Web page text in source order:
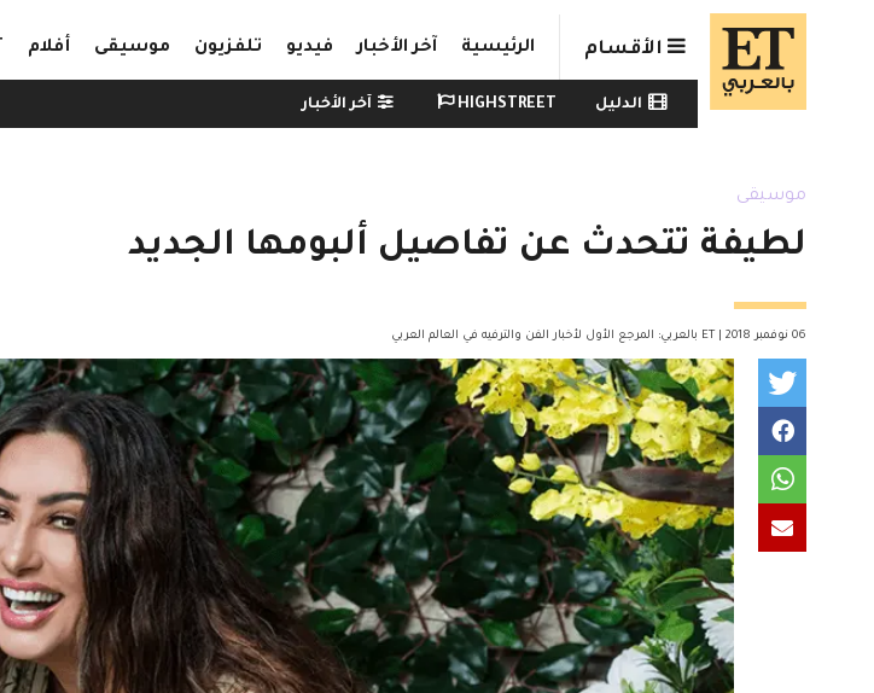
Skip to main content
الأقسام الرئيسية آخر الأخبار فيديو تلفزيون موسيقى أفلام
Watch menu
الدليل HIGHSTREET آخر الأخبار
موسيقى
لطيفة تتحدث عن تفاصيل ألبومها الجديد
06 نوفمبر 2018 | ET بالعربي: المرجع الأول لأخبار الفن والترفيه في العالم العربي